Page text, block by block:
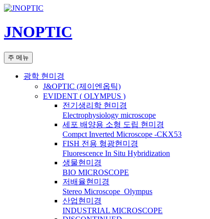
컨
츠
로
너
JNOPTIC
검
색
주 메뉴
광학 현미경
J&OPTIC (제이엔옵틱)
EVIDENT ( OLYMPUS )
전기생리학 현미경
Electrophysiology microscope
세포 배양용 소형 도립 현미경
Compct Inverted Microscope -CKX53
FISH 전용 형광현미경
Fluorescence In Situ Hybridization
생물현미경
BIO MICROSCOPE
저배율현미경
Stereo Microscope_Olympus
산업현미경
INDUSTRIAL MICROSCOPE